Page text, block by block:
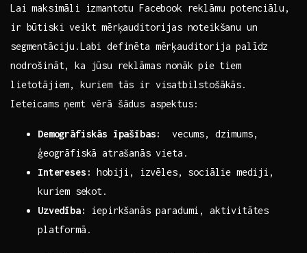
Lai ⁤maksimāli izmantotu Facebook reklāmu potenciālu,
ir būtiski veikt ⁣mērķauditorijas noteikšanu un
segmentāciju.Labi definēta​ mērķauditorija palīdz⁤
nodrošināt, ka jūsu ⁢reklāmas nonāk pie⁤ tiem
lietotājiem, kuriem tās ir visatbilstošākās.
Ieteicams ņemt vērā šādus aspektus:
Demogrāfiskās īpašības:
‍ vecums, dzimums,
ģeogrāfiskā atrašanās vieta.
Intereses: ⁤hobiji, izvēles, sociālie mediji,
kuriem⁢ sekot.
Uzvedība:
iepirkšanās paradumi, aktivitātes
platformā.